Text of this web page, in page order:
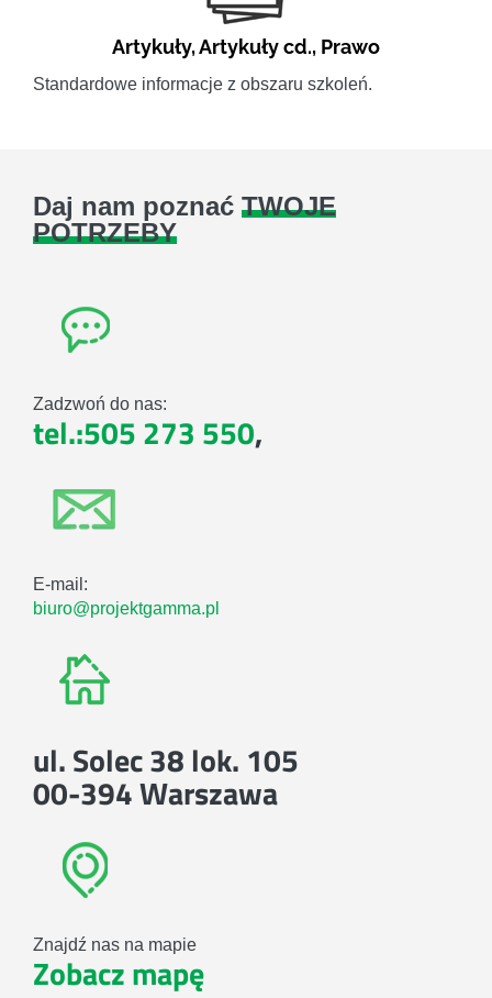
Artykuły,Artykuły cd., Prawo
Standardowe informacje z obszaru szkoleń.
Daj nam poznać TWOJE
POTRZEBY
Zadzwoń do nas:
tel.:505 273 550,
E-mail:
biuro@projektgamma.pl
ul. Solec 38 lok. 105
00-394 Warszawa
Znajdź nas na mapie
Zobacz mapę